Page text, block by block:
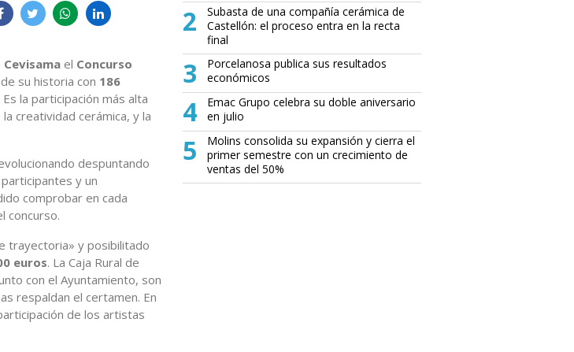
Cevisama el Concurso
su historia con 186
Es la participación más alta
creatividad cerámica, y la
despuntando
y un
comprobar en cada
concurso.
trayectoria» y posibilitado
euros. La Caja Rural de
con el Ayuntamiento, son
respaldan el certamen. En
de los artistas
2
Subasta de una compañía cerámica de
Castellón: el proceso entra en la recta
final
3
Porcelanosa publica sus resultados
económicos
4
Emac Grupo celebra su doble aniversario
en julio
5
Molins consolida su expansión y cierra el
primer semestre con un crecimiento de
ventas del 50%